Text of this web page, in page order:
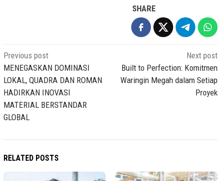
SHARE
Post
navigation
Previous post
MENEGASKAN DOMINASI
LOKAL, QUADRA DAN ROMAN
HADIRKAN INOVASI
MATERIAL BERSTANDAR
GLOBAL
Next post
Built to Perfection: Komitmen
Waringin Megah dalam Setiap
Proyek
RELATED POSTS